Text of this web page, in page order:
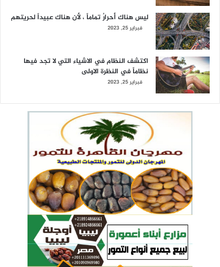
ليس هناك أحرارٌ تماماً ، لأن هناك عبيداً لحريتهم
فبراير 25, 2023
اكتشف النظام في الاشياء التي لا تجد فيها
نظاماً في النظرة الاولى
فبراير 25, 2023